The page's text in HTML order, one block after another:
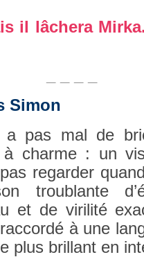
il lâchera
Simon
a pas mal de
char­me : un
re­gard­er
troub­lante
et de virilité
à une
plus bril­lant en